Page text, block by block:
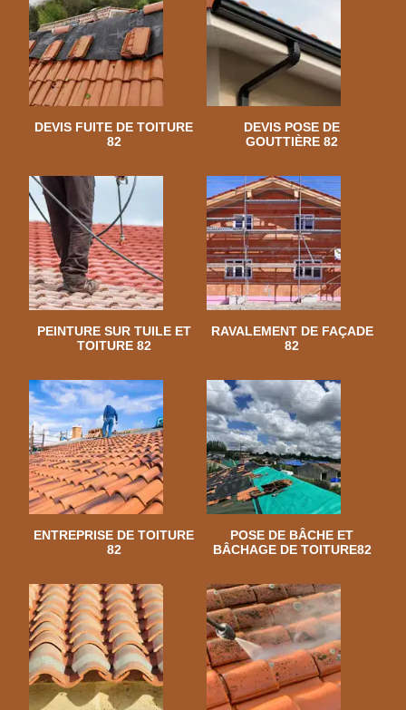
DEVIS FUITE DE TOITURE
82
DEVIS POSE DE
GOUTTIÈRE 82
PEINTURE SUR TUILE ET
TOITURE 82
RAVALEMENT DE FAÇADE
82
ENTREPRISE DE TOITURE
82
POSE DE BÂCHE ET
BÂCHAGE DE TOITURE82